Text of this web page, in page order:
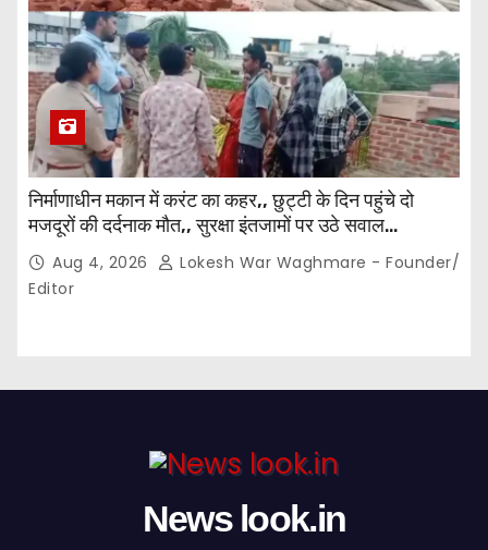
निर्माणाधीन मकान में करंट का कहर,, छुट्टी के दिन पहुंचे दो
मजदूरों की दर्दनाक मौत,, सुरक्षा इंतजामों पर उठे सवाल…
Aug 4, 2026
Lokesh War Waghmare - Founder/
Editor
News look.in